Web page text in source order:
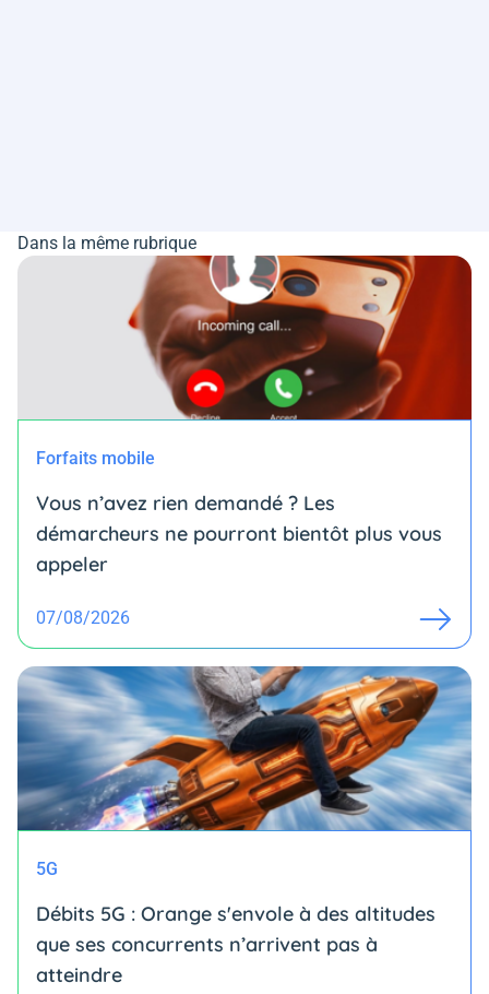
Dans la même rubrique
Forfaits mobile
Vous n’avez rien demandé ? Les
démarcheurs ne pourront bientôt plus vous
appeler
07/08/2026
5G
Débits 5G : Orange s'envole à des altitudes
que ses concurrents n’arrivent pas à
atteindre